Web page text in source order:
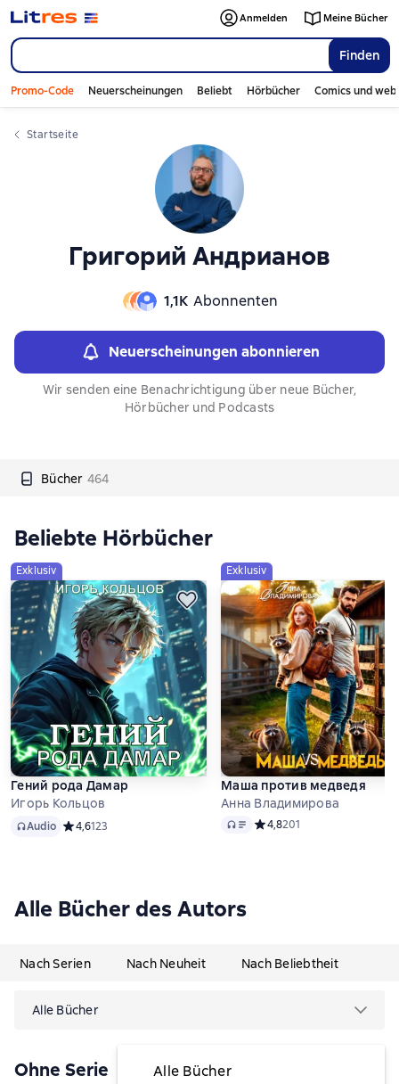
Finden
Anmelden Meine Bücher
Promo-Code Neuerscheinungen Beliebt Hörbücher Comics und
Startseite
Григорий Андрианов
1,1К Abonnenten
Neuerscheinungen abonnieren
Wir senden eine Benachrichtigung über neue Bücher,
Hörbücher und Podcasts
Bücher 464
Слайдер с книгами
Beliebte Hörbücher
Exklusiv
Гений рода Дамар
Игорь Кольцов
AudioAudio Средний рейтинг 4,6 на основе 123 оценок
4,6123
Exklusiv
Маша против медведя
Анна Владимирова
Audio Средний рейтинг 4,8 на
4,8201
Alle Bücher des Autors
Nach Serien Nach Neuheit Nach Beliebtheit
Alle Bücher
Alle Bücher
Ohne Serie